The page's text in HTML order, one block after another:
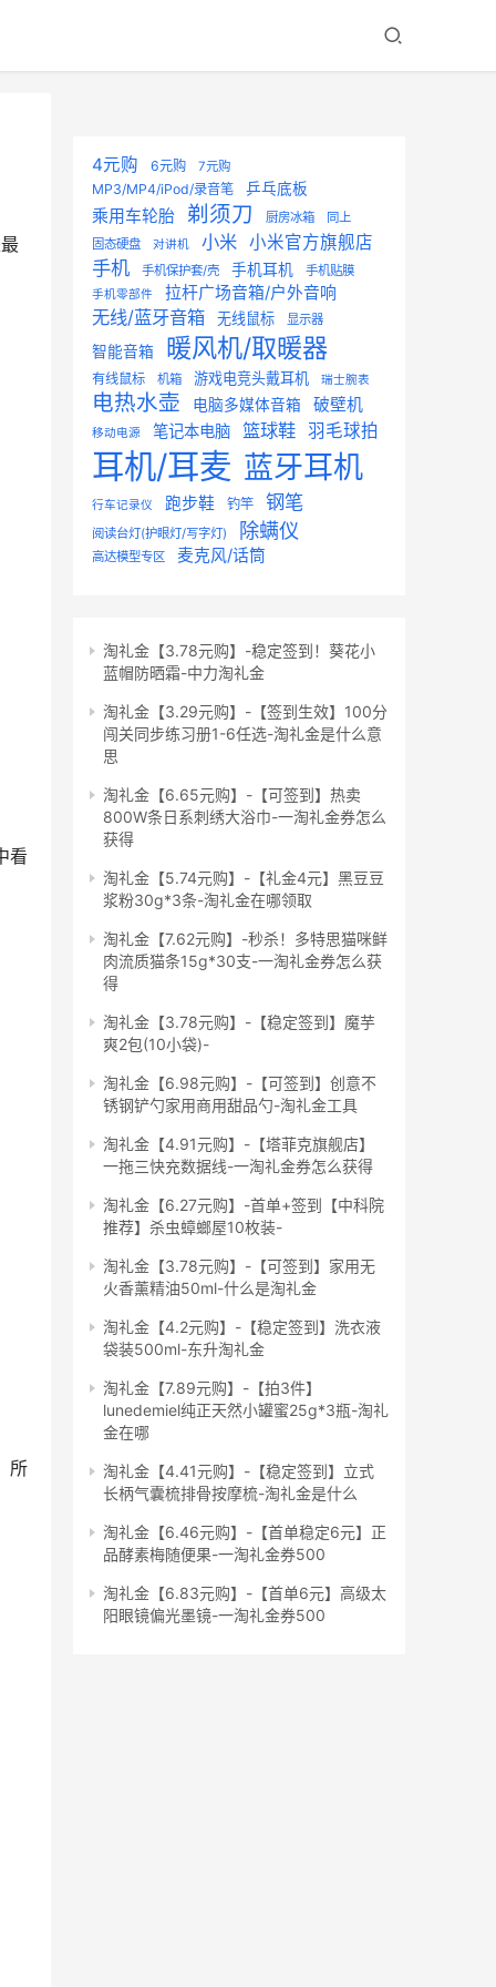
看
所
4元购 6元购 7元购
MP3/MP4/iPod/录音笔 乒乓底板
乘用车轮胎 剃须刀 厨房冰箱
同上
固态硬盘
对讲机 小米 小米官方旗舰店
手机 手机保护套/壳 手机耳机 手机贴膜
手机零部件 拉杆广场音箱/户外音响
无线/蓝牙音箱 无线鼠标 显示器
智能音箱 暖风机/取暖器
有线鼠标 机箱 游戏电竞头戴耳机 瑞士腕表
电热水壶 电脑多媒体音箱 破壁机
移动电源 笔记本电脑 篮球鞋 羽毛球拍
耳机/耳麦 蓝牙耳机
行车记录仪 跑步鞋 钓竿 钢笔
阅读台灯(护眼灯/写字灯) 除螨仪
高达模型专区 麦克风/话筒
淘礼金【3.78元购】-稳定签到！葵花小
蓝帽防晒霜-中力淘礼金
淘礼金【3.29元购】-【签到生效】100分
闯关同步练习册1-6任选-淘礼金是什么意
思
淘礼金【6.65元购】-【可签到】热卖
800W条日系刺绣大浴巾-一淘礼金券怎么
获得
淘礼金【5.74元购】-【礼金4元】黑豆豆
浆粉30g*3条-淘礼金在哪领取
淘礼金【7.62元购】-秒杀！多特思猫咪鲜
肉流质猫条15g*30支-一淘礼金券怎么获
得
淘礼金【3.78元购】-【稳定签到】魔芋
爽2包(10小袋)-
淘礼金【6.98元购】-【可签到】创意不
锈钢铲勺家用商用甜品勺-淘礼金工具
淘礼金【4.91元购】-【塔菲克旗舰店】
一拖三快充数据线-一淘礼金券怎么获得
淘礼金【6.27元购】-首单+签到【中科院
推荐】杀虫蟑螂屋10枚装-
淘礼金【3.78元购】-【可签到】家用无
火香薰精油50ml-什么是淘礼金
淘礼金【4.2元购】-【稳定签到】洗衣液
袋装500ml-东升淘礼金
淘礼金【7.89元购】-【拍3件】
lunedemiel纯正天然小罐蜜25g*3瓶-淘礼
金在哪
淘礼金【4.41元购】-【稳定签到】立式
长柄气囊梳排骨按摩梳-淘礼金是什么
淘礼金【6.46元购】-【首单稳定6元】正
品酵素梅随便果-一淘礼金券500
淘礼金【6.83元购】-【首单6元】高级太
阳眼镜偏光墨镜-一淘礼金券500